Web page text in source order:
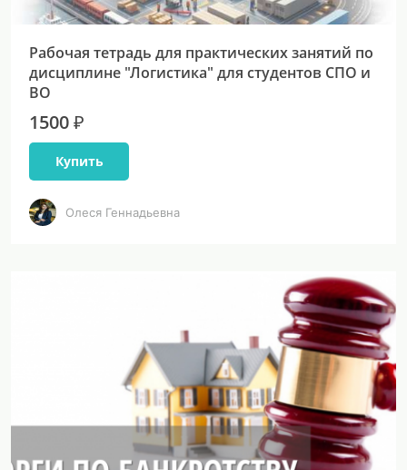
Рабочая тетрадь для практических занятий по
дисциплине "Логистика" для студентов СПО и
ВО
1500 ₽
Купить
Олеся Геннадьевна